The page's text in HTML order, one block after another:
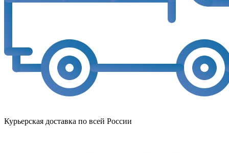
Курьерская доставка по всей России